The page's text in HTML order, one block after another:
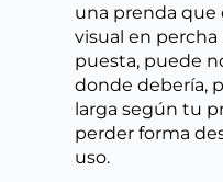
una prenda
visual en
puesta, puede
donde debería,
larga según tu
perder forma
uso.